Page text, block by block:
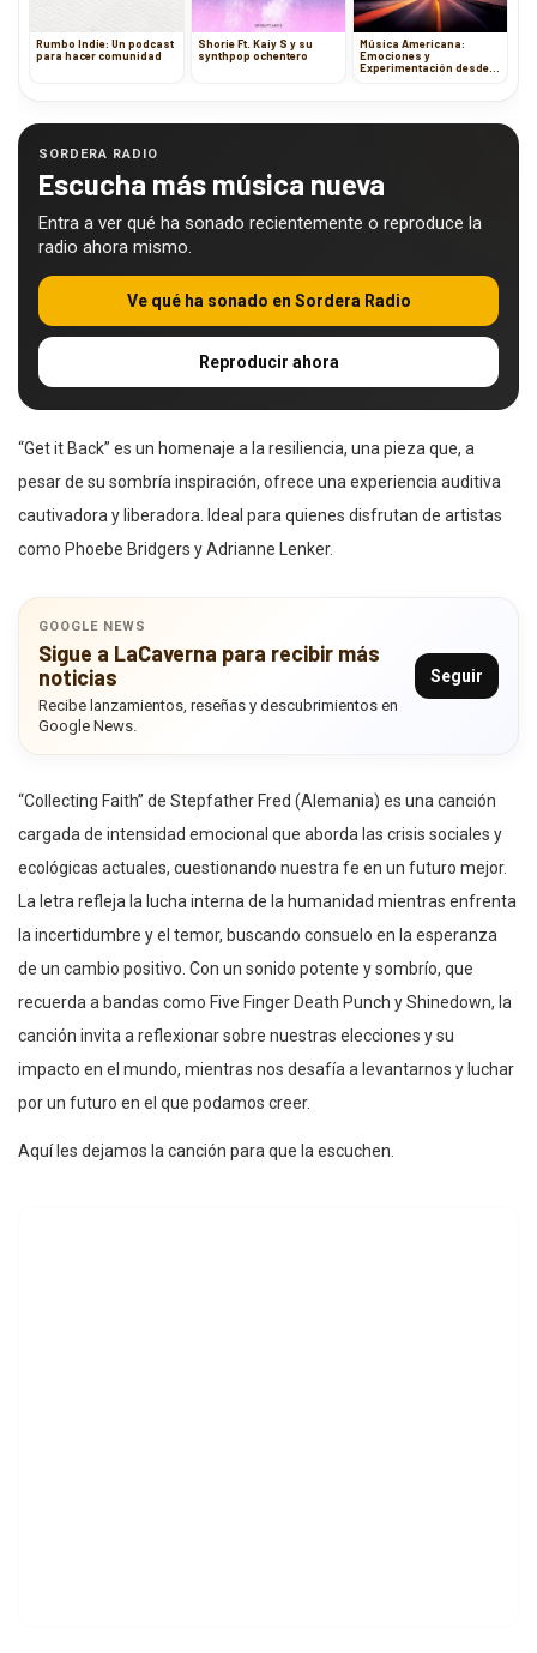
Rumbo Indie: Un podcast
para hacer comunidad
Shorie Ft. Kaiy S y su
synthpop ochentero
Música Americana:
Emociones y
Experimentación desde
SORDERA RADIO
Escucha más música nueva
Entra a ver qué ha sonado recientemente o reproduce la
radio ahora mismo.
Ve qué ha sonado en Sordera Radio
Reproducir ahora
“Get it Back” es un homenaje a la resiliencia, una pieza que, a
pesar de su sombría inspiración, ofrece una experiencia auditiva
cautivadora y liberadora. Ideal para quienes disfrutan de artistas
como Phoebe Bridgers y Adrianne Lenker.
GOOGLE NEWS
Sigue a LaCaverna para recibir más
noticias
Recibe lanzamientos, reseñas y descubrimientos en
Google News.
Seguir
“Collecting Faith” de Stepfather Fred (Alemania) es una canción
cargada de intensidad emocional que aborda las crisis sociales y
ecológicas actuales, cuestionando nuestra fe en un futuro mejor.
La letra refleja la lucha interna de la humanidad mientras enfrenta
la incertidumbre y el temor, buscando consuelo en la esperanza
de un cambio positivo. Con un sonido potente y sombrío, que
recuerda a bandas como Five Finger Death Punch y Shinedown, la
canción invita a reflexionar sobre nuestras elecciones y su
impacto en el mundo, mientras nos desafía a levantarnos y luchar
por un futuro en el que podamos creer.
Aquí les dejamos la canción para que la escuchen.